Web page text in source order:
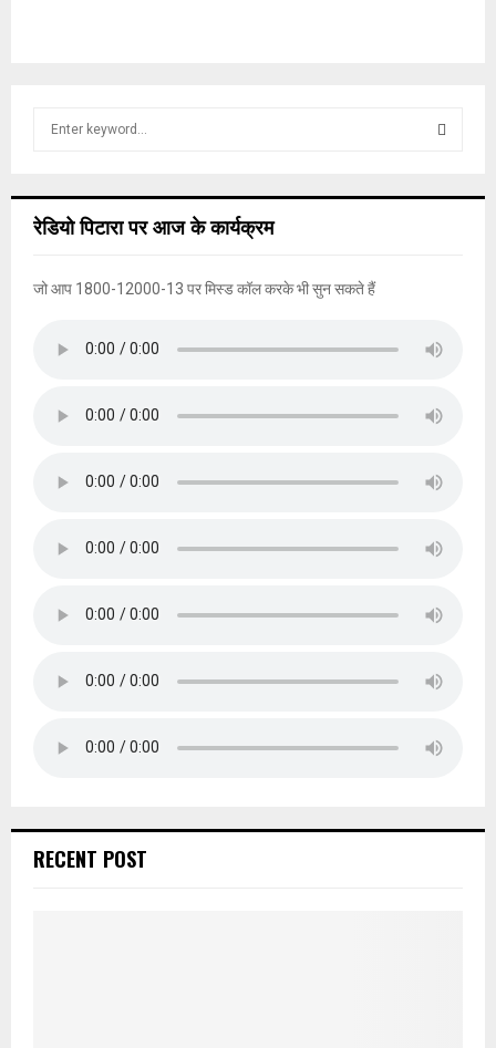
h
o
C
रेडियो पिटारा पर आज के कार्यक्रम
जो आप 1800-12000-13 पर मिस्ड कॉल करके भी सुन सकते हैं
RECENT POST